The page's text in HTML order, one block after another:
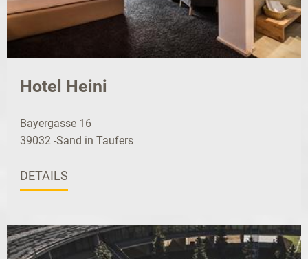
Hotel Heini
Bayergasse 16
39032 -Sand in Taufers
DETAILS